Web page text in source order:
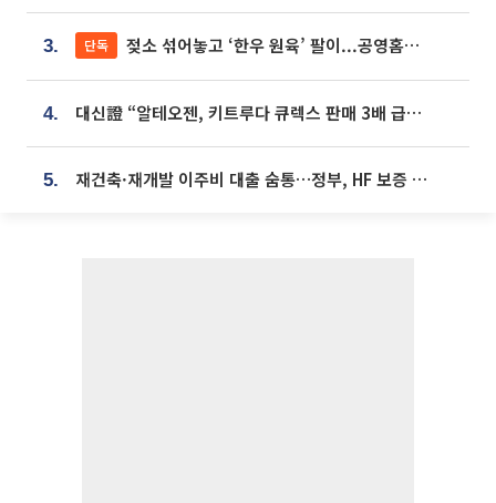
3. 단독 젖소 섞어놓고 ‘한우 원육’ 팔이...공영홈쇼핑 표기·검증 구멍
4. 대신證 “알테오젠, 키트루다 큐렉스 판매 3배 급증…목표가 41만원 상향”
5. 재건축·재개발 이주비 대출 숨통…정부, HF 보증 신설 추진